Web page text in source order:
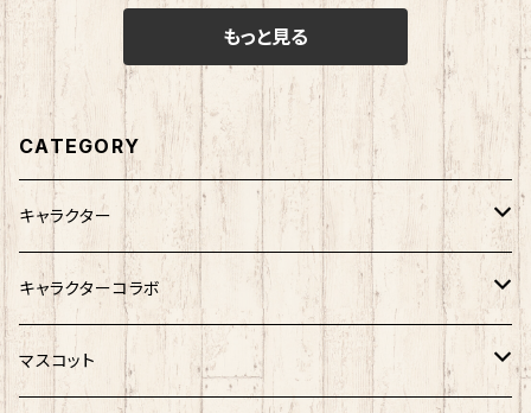
もっと見る
CATEGORY
キャラクター
サンリオキャラクター
キティ
ネコムネandシバ
キャラクターコラボ
サンリオ×おえかきさん
マスコット